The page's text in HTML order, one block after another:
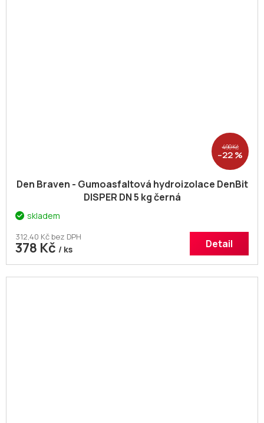
490 Kč
–22 %
Den Braven - Gumoasfaltová hydroizolace DenBit
DISPER DN 5 kg černá
skladem
312,40 Kč bez DPH
378 Kč / ks Detail